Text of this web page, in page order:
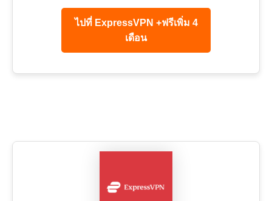
ไปที่ ExpressVPN +ฟรีเพิ่ม 4
เดือน